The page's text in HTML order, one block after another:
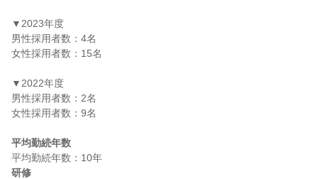
▼2023年度
男性採用者数：4名
女性採用者数：15名
▼2022年度
男性採用者数：2名
女性採用者数：9名
平均勤続年数
研修